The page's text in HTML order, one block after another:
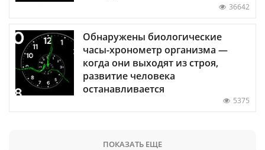
36642
Обнаружены биологические
часы-хронометр организма —
когда они выходят из строя,
развитие человека
останавливается
5375
ПОКАЗАТЬ ЕЩЕ